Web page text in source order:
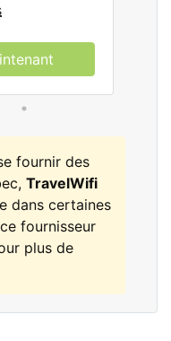
fournir des
TravelWifi
dans certaines
fournisseur
plus de